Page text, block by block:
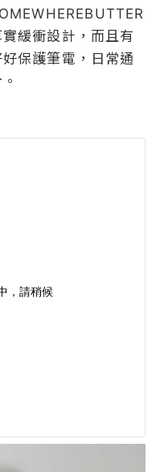
緩衝設計，而且有
保護筆電，日常通
，請稍候